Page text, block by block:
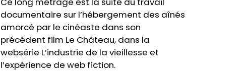
documentaire sur l’hébergement des aînés
amorcé par le cinéaste dans son
précédent film Le Château, dans la
websérie L’industrie de la vieillesse et
l’expérience de web fiction.